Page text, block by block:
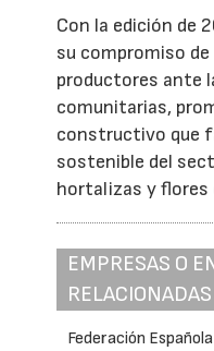
Con la edición de
su compromiso
productores ante
comunitarias,
constructivo que
sostenible del
hortalizas y flores
EMPRESAS O
RELACIONADAS
Federación